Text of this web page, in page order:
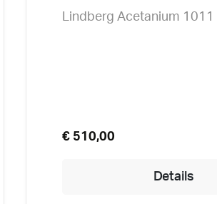
Lindberg Acetanium 1011
€ 510,00
Details